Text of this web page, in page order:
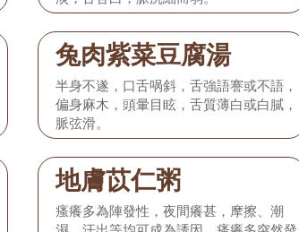
兔肉紫菜豆腐湯
半身不遂，口舌㖞斜，舌強語謇或不語，
偏身麻木，頭暈目眩，舌質薄白或白膩，
脈弦滑。
地膚苡仁粥
瘙癢多為陣發性，夜間癢甚，摩擦、潮